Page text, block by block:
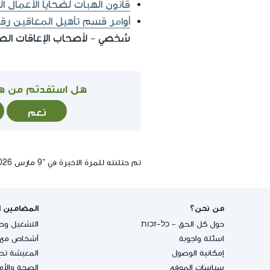
قانون الهبات لضحايا الأعمال
أوامر قسم تأهيل المعاقين رقم
شخصي - لأصحاب الإعاقات
هل استفدتم من
نعم
تم حتلنته للمرة الاخيرة في ־9 مارس 2026, 19:37
من نحن؟
حول كل الحق - כל-זכות
اسئلة واجوبة
إمكانية الوصول
سياسات الموقع
المضامين
التشغيل
أشخاص مع
المعيشة
الصحة